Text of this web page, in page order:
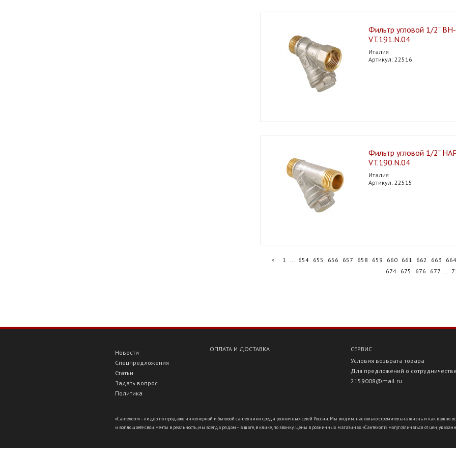
Фильтр угловой 1/2"
VT.191.N.04
Италия
Артикул: 22516
Фильтр угловой 1/2"
VT.190.N.04
Италия
Артикул: 22515
< 1 ... 654 655 656 657 658 659 660 661 662 663
664
674
675 676 677 ...
Новости
Спецпредложения
Статьи
Задать вопрос
Политика
ОПЛАТА И ДОСТАВКА
СЕРВИС
Условия возврата товара
Для предложений о
2159008@mail.ru
«Сантехопт» – лидер по продаже инженерной и бытовой сантехники среди розничных сетей России. Мы видим, насколько стремительна жизнь и как важно всё
и воплощаете свои мечты в реальность, мы всегда рядом – в шаге, в клике, по звонку. Цены в розничных магазинах «Сантехопт» могут отличаться от цен,